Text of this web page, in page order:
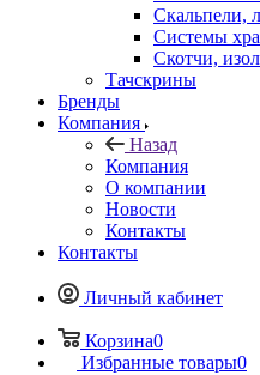
Компания
Назад
Компания
О компании
Новости
Контакты
Контакты
Личный кабинет
Корзина
+7 495 135-39-43